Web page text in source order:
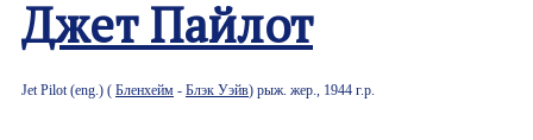
Джет Пайлот
Jet Pilot (eng.) ( Бленхейм - Блэк Уэйв) рыж. жер., 1944 г.р.